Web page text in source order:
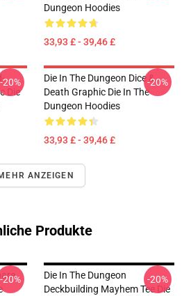
Dungeon Hoodies
33,93 £ - 39,46 £
Die
-20%
Die In The Dungeon Dice &
Death Graphic Die In The
Dungeon Hoodies
33,93 £ - 39,46 £
-20%
ANZEIGEN
Produkte
-20%
Die In The Dungeon
Deckbuilding Mayhem Tee Die
-20%